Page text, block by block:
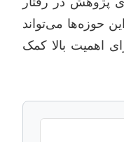
حوزه‌ها می‌تواند
اهمیت بالا کمک